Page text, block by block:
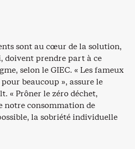
sont au cœur de la solution,
doivent prendre part à ce
selon le GIEC. « Les fameux
beaucoup », assure le
« Prôner le zéro déchet,
notre consommation de
la sobriété individuelle